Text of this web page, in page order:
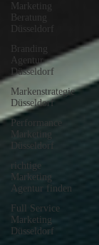
Marketing
Beratung
Düsseldorf
Branding
Agentur
Düsseldorf
Markenstrategie
Düsseldorf
Performance
Marketing
Düsseldorf
richtige
Marketing
Agentur finden
Full Service
Marketing
Düsseldorf